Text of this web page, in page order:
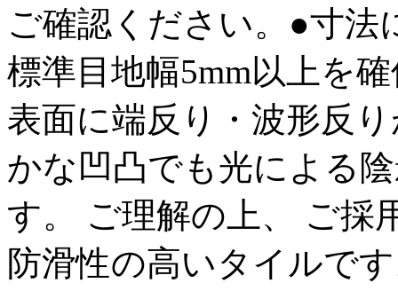
ご確認ください。●寸法
標準目地幅5mm以上を
表面に端反り・波形反
かな凹凸でも光による
す。 ご理解の上、 ご採
防滑性の高いタイルで